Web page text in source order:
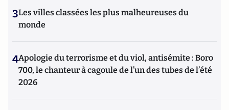
3Les villes classées les plus malheureuses du
monde
4Apologie du terrorisme et du viol, antisémite : Boro
700, le chanteur à cagoule de l’un des tubes de l’été
2026